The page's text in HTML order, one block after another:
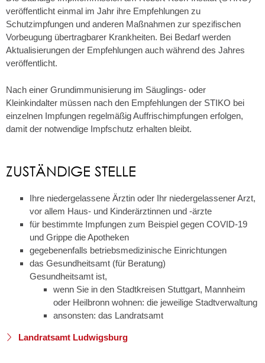
veröffentlicht einmal im Jahr ihre Empfehlungen zu
Schutzimpfungen und anderen Maßnahmen zur spezifischen
Vorbeugung übertragbarer Krankheiten. Bei Bedarf werden
Aktualisierungen der Empfehlungen auch während des Jahres
veröffentlicht.
Nach einer Grundimmunisierung im Säuglings- oder
Kleinkindalter müssen nach den Empfehlungen der STIKO bei
einzelnen Impfungen regelmäßig Auffrischimpfungen erfolgen,
damit der notwendige Impfschutz erhalten bleibt.
ZUSTÄNDIGE STELLE
Ihre niedergelassene Ärztin oder Ihr niedergelassener Arzt,
vor allem Haus- und Kinderärztinnen und -ärzte
für bestimmte Impfungen zum Beispiel gegen COVID-19
und Grippe die Apotheken
gegebenenfalls betriebsmedizinische Einrichtungen
das Gesundheitsamt (für Beratung)
Gesundheitsamt ist,
wenn Sie in den Stadtkreisen Stuttgart, Mannheim
oder Heilbronn wohnen: die jeweilige Stadtverwaltung
ansonsten: das Landratsamt
Landratsamt Ludwigsburg